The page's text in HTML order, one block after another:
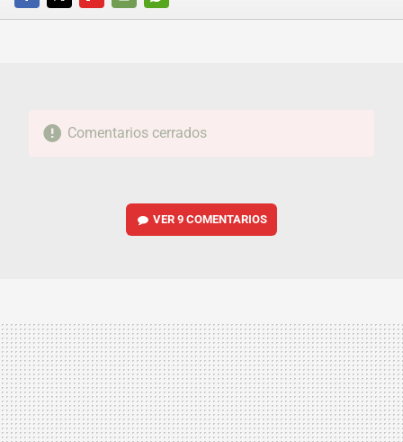
FACEBOOKTWITTERFLIPBOARD
E-
WHATSAPP
Comentarios cerrados
VER9 COMENTARIOS